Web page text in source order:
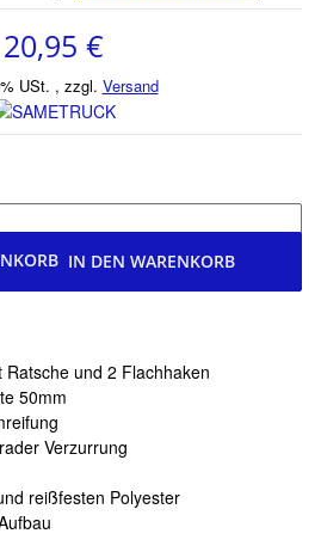
20,95 €
USt. , zzgl. Versand
IN DEN WARENKORB
und 2 Flachhaken
50mm
Verzurrung
reißfesten Polyester